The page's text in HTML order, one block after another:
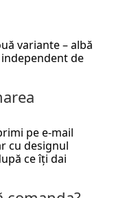
variante – albă
de
pe e-mail
cu designul
ce îți dai